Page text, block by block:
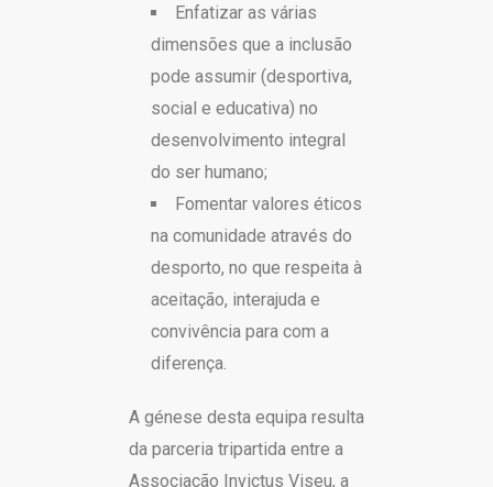
Enfatizar as várias
dimensões que a inclusão
pode assumir (desportiva,
social e educativa) no
desenvolvimento integral
do ser humano;
Fomentar valores éticos
na comunidade através do
desporto, no que respeita à
aceitação, interajuda e
convivência para com a
diferença.
A génese desta equipa resulta
da parceria tripartida entre a
Associação Invictus Viseu, a